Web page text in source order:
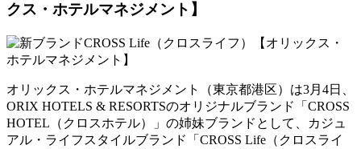
クス・ホテルマネジメント】
オリックス・ホテルマネジメント（東京都港区）は3月4日、
ORIX HOTELS & RESORTSのオリジナルブランド「CROSS
HOTEL（クロスホテル）」の姉妹ブランドとして、カジュ
アル・ライフスタイルブランド「CROSS Life（クロスライ